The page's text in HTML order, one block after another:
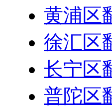
黄浦区
徐汇区
长宁区
普陀区